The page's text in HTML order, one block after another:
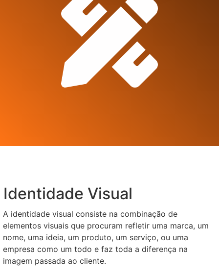
Identidade Visual
A identidade visual consiste na combinação de
elementos visuais que procuram refletir uma marca, um
nome, uma ideia, um produto, um serviço, ou uma
empresa como um todo e faz toda a diferença na
imagem passada ao cliente.